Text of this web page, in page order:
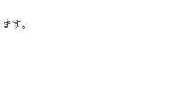
す。